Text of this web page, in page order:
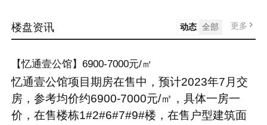
楼盘资讯 动态 全部 更多
【忆通壹公馆】6900-7000元/㎡
忆通壹公馆项目期房在售中，预计2023年7月交
房，参考均价约6900-7000元/㎡，具体一房一
价，在售楼栋1#2#6#7#9#楼，在售户型建筑面